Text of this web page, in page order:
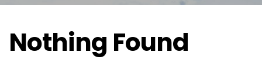
Nothing Found